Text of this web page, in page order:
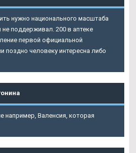
нужно национального масштаба
поддерживал. 200 в аптеке
первой официальной
поздно человеку интересна либо
например, Валенсия, которая